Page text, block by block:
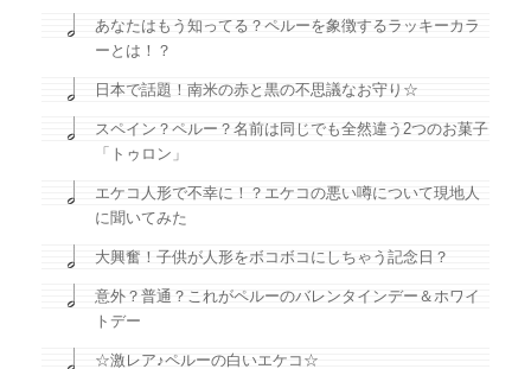
あなたはもう知ってる？ペルーを象徴するラッキーカラ
ーとは！？
日本で話題！南米の赤と黒の不思議なお守り☆
スペイン？ペルー？名前は同じでも全然違う2つのお菓子
「トゥロン」
エケコ人形で不幸に！？エケコの悪い噂について現地人
に聞いてみた
大興奮！子供が人形をボコボコにしちゃう記念日？
意外？普通？これがペルーのバレンタインデー＆ホワイ
トデー
☆激レア♪ペルーの白いエケコ☆